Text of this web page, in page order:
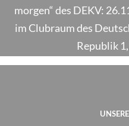
morgen“ des DEKV:
im Clubraum des
Republik